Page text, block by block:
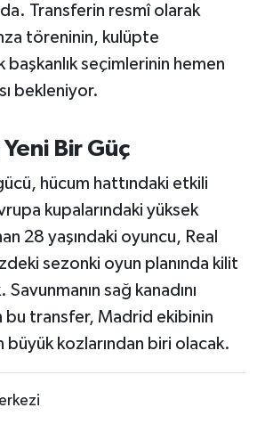
Transferin resmî olarak
töreninin, kulüpte
seçimlerinin hemen
bekleniyor.
Bir Güç
hücum hattındaki etkili
kupalarındaki yüksek
28 yaşındaki oyuncu, Real
sezonki oyun planında kilit
sağ kanadını
bu transfer, Madrid ekibinin
büyük kozlarından biri olacak.